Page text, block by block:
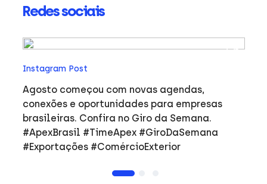
Redes sociais
Instagram Post
Agosto começou com novas agendas,
conexões e oportunidades para empresas
brasileiras. Confira no Giro da Semana.
#ApexBrasil #TimeApex #GiroDaSemana
#Exportações #ComércioExterior